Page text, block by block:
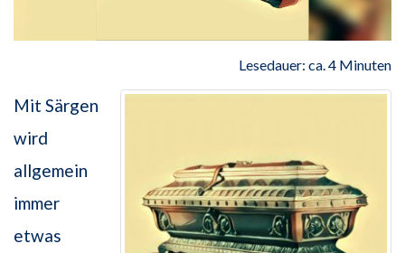
Lesedauer: ca. 4 Minuten
Mit Särgen
wird
allgemein
immer
etwas